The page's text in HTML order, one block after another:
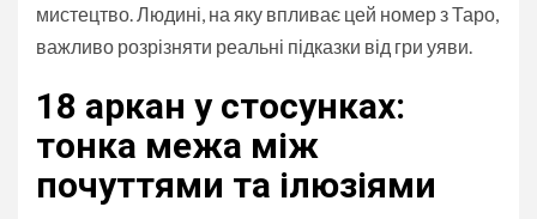
мистецтво. Людині, на яку впливає цей номер з Таро,
важливо розрізняти реальні підказки від гри уяви.
18 аркан у стосунках:
тонка межа між
почуттями та ілюзіями